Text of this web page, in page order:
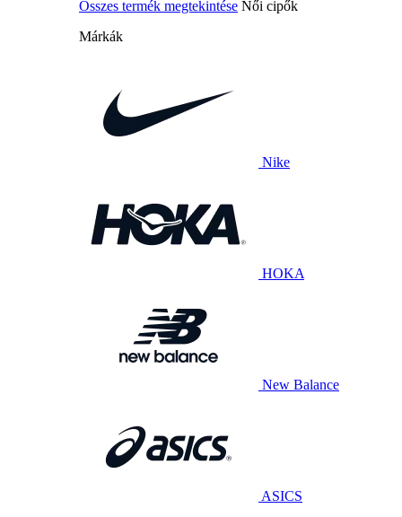
Összes termék megtekintése Női cipők
Márkák
Nike
HOKA
New Balance
ASICS